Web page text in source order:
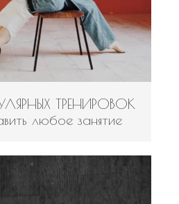
ТРЕНИРОВОК
любое занятие